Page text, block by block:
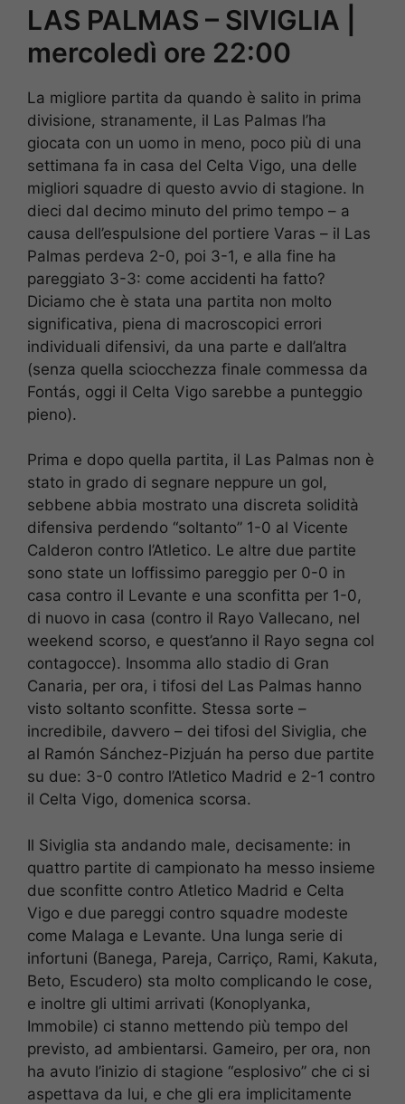
LAS PALMAS – SIVIGLIA |
mercoledì ore 22:00
La migliore partita da quando è salito in prima
divisione, stranamente, il Las Palmas l’ha
giocata con un uomo in meno, poco più di una
settimana fa in casa del Celta Vigo, una delle
migliori squadre di questo avvio di stagione. In
dieci dal decimo minuto del primo tempo – a
causa dell’espulsione del portiere Varas – il Las
Palmas perdeva 2-0, poi 3-1, e alla fine ha
pareggiato 3-3: come accidenti ha fatto?
Diciamo che è stata una partita non molto
significativa, piena di macroscopici errori
individuali difensivi, da una parte e dall’altra
(senza quella sciocchezza finale commessa da
Fontás, oggi il Celta Vigo sarebbe a punteggio
pieno).
Prima e dopo quella partita, il Las Palmas non è
stato in grado di segnare neppure un gol,
sebbene abbia mostrato una discreta solidità
difensiva perdendo “soltanto” 1-0 al Vicente
Calderon contro l’Atletico. Le altre due partite
sono state un loffissimo pareggio per 0-0 in
casa contro il Levante e una sconfitta per 1-0,
di nuovo in casa (contro il Rayo Vallecano, nel
weekend scorso, e quest’anno il Rayo segna col
contagocce). Insomma allo stadio di Gran
Canaria, per ora, i tifosi del Las Palmas hanno
visto soltanto sconfitte. Stessa sorte –
incredibile, davvero – dei tifosi del Siviglia, che
al Ramón Sánchez-Pizjuán ha perso due partite
su due: 3-0 contro l’Atletico Madrid e 2-1 contro
il Celta Vigo, domenica scorsa.
Il Siviglia sta andando male, decisamente: in
quattro partite di campionato ha messo insieme
due sconfitte contro Atletico Madrid e Celta
Vigo e due pareggi contro squadre modeste
come Malaga e Levante. Una lunga serie di
infortuni (Banega, Pareja, Carriço, Rami, Kakuta,
Beto, Escudero) sta molto complicando le cose,
e inoltre gli ultimi arrivati (Konoplyanka,
Immobile) ci stanno mettendo più tempo del
previsto, ad ambientarsi. Gameiro, per ora, non
ha avuto l’inizio di stagione “esplosivo” che ci si
aspettava da lui, e che gli era implicitamente